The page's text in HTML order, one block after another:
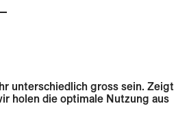
unterschiedlich gross sein. Zeigt
holen die optimale Nutzung aus